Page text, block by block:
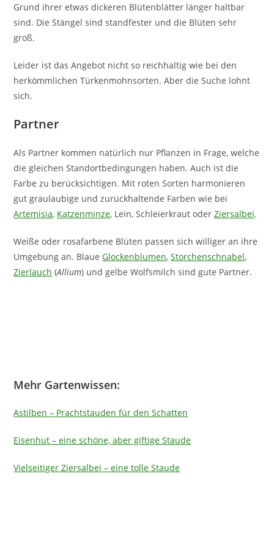
Grund ihrer etwas dickeren Blütenblätter länger haltbar
sind. Die Stängel sind standfester und die Blüten sehr
groß.
Leider ist das Angebot nicht so reichhaltig wie bei den
herkömmlichen Türkenmohnsorten. Aber die Suche lohnt
sich.
Partner
Als Partner kommen natürlich nur Pflanzen in Frage, welche
die gleichen Standortbedingungen haben. Auch ist die
Farbe zu berücksichtigen. Mit roten Sorten harmonieren
gut graulaubige und zurückhaltende Farben wie bei
Artemisia, Katzenminze, Lein, Schleierkraut oderZiersalbei.
Weiße oder rosafarbene Blüten passen sich williger an ihre
Umgebung an. BlaueGlockenblumen,Storchenschnabel,
Zierlauch (Allium) und gelbe Wolfsmilch sind gute Partner.
Mehr Gartenwissen:
Astilben – Prachtstauden für den Schatten
Eisenhut – eine schöne, aber giftige Staude
Vielseitiger Ziersalbei – eine tolle Staude